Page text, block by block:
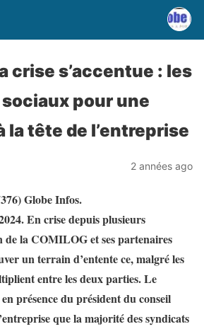
crise s’accentue : les
pour une
la tête de l’entreprise
2 années ago
Globe Infos.
En crise depuis plusieurs
de la COMILOG et ses partenaires
un terrain d’entente ce, malgré les
entre les deux parties. Le
en présence du président du conseil
que la majorité des syndicats